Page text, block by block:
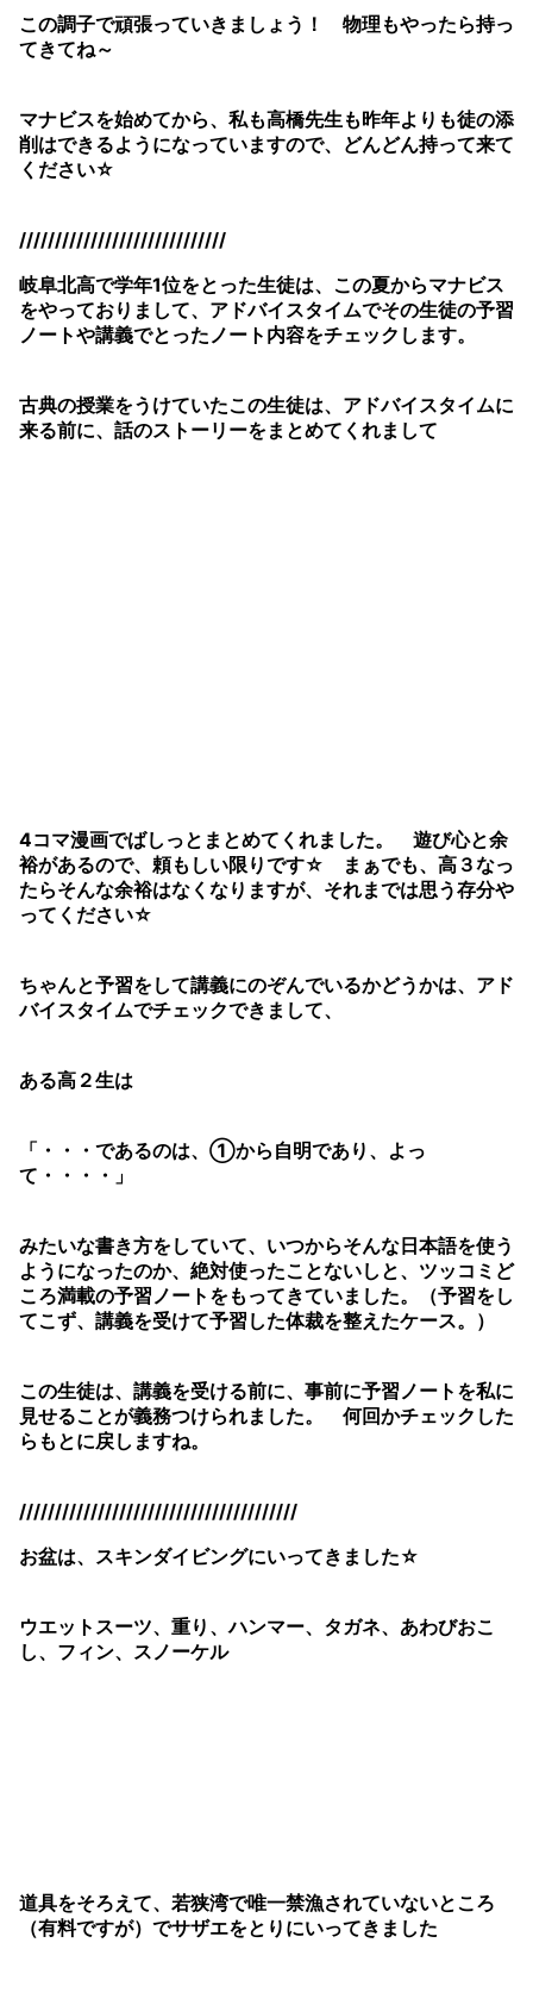
この調子で頑張っていきましょう！ 物理もやったら持っ
てきてね～
マナビスを始めてから、私も高橋先生も昨年よりも徒の添
削はできるようになっていますので、どんどん持って来て
ください☆
/////////////////////////////
岐阜北高で学年1位をとった生徒は、この夏からマナビス
をやっておりまして、アドバイスタイムでその生徒の予習
ノートや講義でとったノート内容をチェックします。
古典の授業をうけていたこの生徒は、アドバイスタイムに
来る前に、話のストーリーをまとめてくれまして
4コマ漫画でばしっとまとめてくれました。 遊び心と余
裕があるので、頼もしい限りです☆ まぁでも、高３なっ
たらそんな余裕はなくなりますが、それまでは思う存分や
ってください☆
ちゃんと予習をして講義にのぞんでいるかどうかは、アド
バイスタイムでチェックできまして、
ある高２生は
「・・・であるのは、①から自明であり、よっ
て・・・・」
みたいな書き方をしていて、いつからそんな日本語を使う
ようになったのか、絶対使ったことないしと、ツッコミど
ころ満載の予習ノートをもってきていました。（予習をし
てこず、講義を受けて予習した体裁を整えたケース。）
この生徒は、講義を受ける前に、事前に予習ノートを私に
見せることが義務つけられました。 何回かチェックした
らもとに戻しますね。
///////////////////////////////////////
お盆は、スキンダイビングにいってきました☆
ウエットスーツ、重り、ハンマー、タガネ、あわびおこ
し、フィン、スノーケル
道具をそろえて、若狭湾で唯一禁漁されていないところ
（有料ですが）でサザエをとりにいってきました